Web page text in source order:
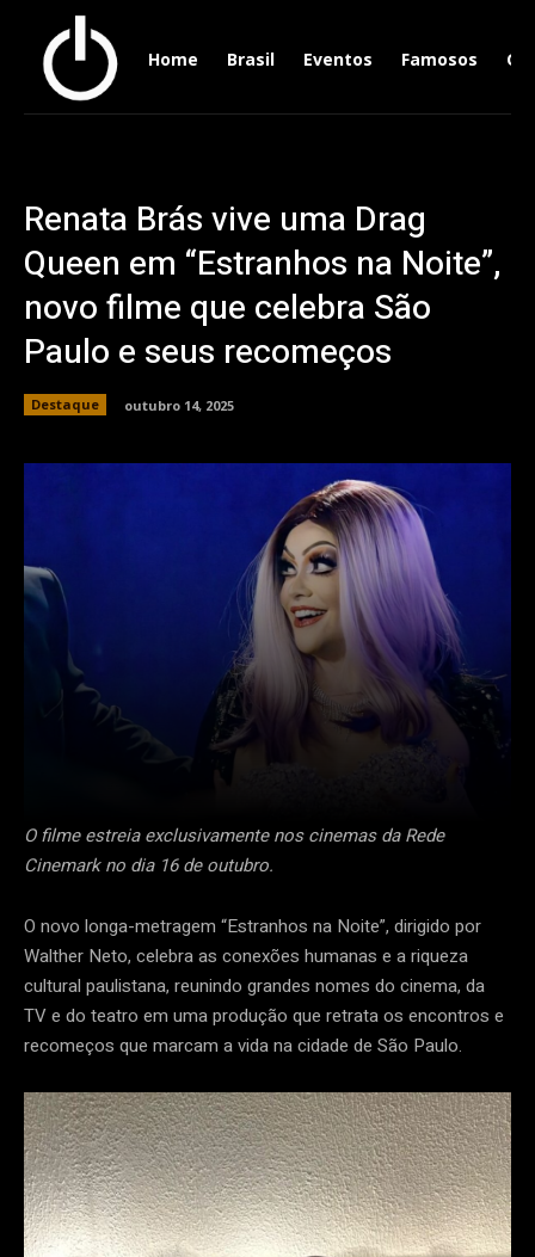
Home Brasil Eventos Famosos
Renata Brás vive uma Drag
Queen em “Estranhos na Noite”,
novo filme que celebra São
Paulo e seus recomeços
Destaque outubro 14, 2025
O filme estreia exclusivamente nos cinemas da Rede
Cinemark no dia 16 de outubro.
O novo longa-metragem “Estranhos na Noite”, dirigido por
Walther Neto, celebra as conexões humanas e a riqueza
cultural paulistana, reunindo grandes nomes do cinema, da
TV e do teatro em uma produção que retrata os encontros e
recomeços que marcam a vida na cidade de São Paulo.